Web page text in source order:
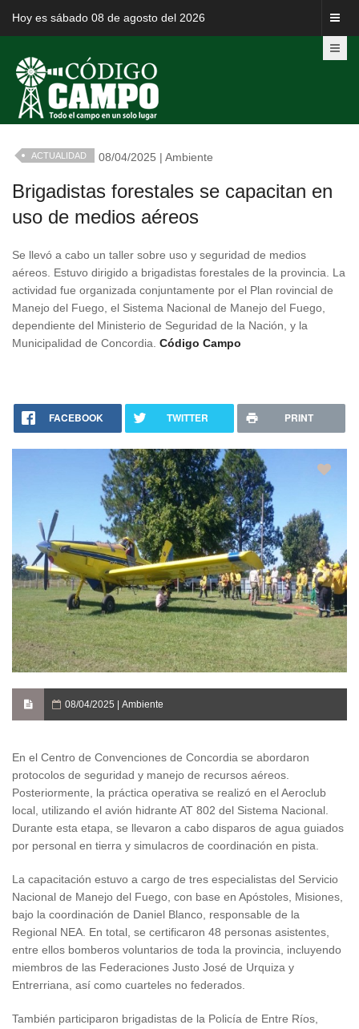
Hoy es sábado 08 de agosto del 2026
ACTUALIDAD 08/04/2025 | Ambiente
Brigadistas forestales se capacitan en
uso de medios aéreos
Se llevó a cabo un taller sobre uso y seguridad de medios
aéreos. Estuvo dirigido a brigadistas forestales de la provincia. La
actividad fue organizada conjuntamente por el Plan rovincial de
Manejo del Fuego, el Sistema Nacional de Manejo del Fuego,
dependiente del Ministerio de Seguridad de la Nación, y la
Municipalidad de Concordia. Código Campo
FACEBOOK TWITTER PRINT
08/04/2025 | Ambiente
En el Centro de Convenciones de Concordia se abordaron
protocolos de seguridad y manejo de recursos aéreos.
Posteriormente, la práctica operativa se realizó en el Aeroclub
local, utilizando el avión hidrante AT 802 del Sistema Nacional.
Durante esta etapa, se llevaron a cabo disparos de agua guiados
por personal en tierra y simulacros de coordinación en pista.
La capacitación estuvo a cargo de tres especialistas del Servicio
Nacional de Manejo del Fuego, con base en Apóstoles, Misiones,
bajo la coordinación de Daniel Blanco, responsable de la
Regional NEA. En total, se certificaron 48 personas asistentes,
entre ellos bomberos voluntarios de toda la provincia, incluyendo
miembros de las Federaciones Justo José de Urquiza y
Entrerriana, así como cuarteles no federados.
También participaron brigadistas de la Policía de Entre Ríos,